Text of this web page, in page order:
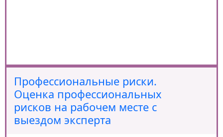
Профессиональные риски.
Оценка профессиональных
рисков на рабочем месте с
выездом эксперта